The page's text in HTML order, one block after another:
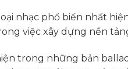
nhạc phổ biến nhất
việc xây dựng nền
trong những bản